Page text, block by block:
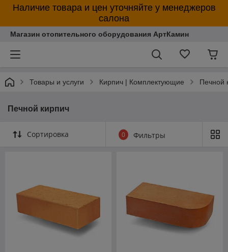
Наличие товара и цен уточняйте у менеджеров
салона
Магазин отопительного оборудования АртКамин
Товары и услуги Кирпич | Комплектующие Печной
Печной кирпич
Сортировка 0 Фильтры